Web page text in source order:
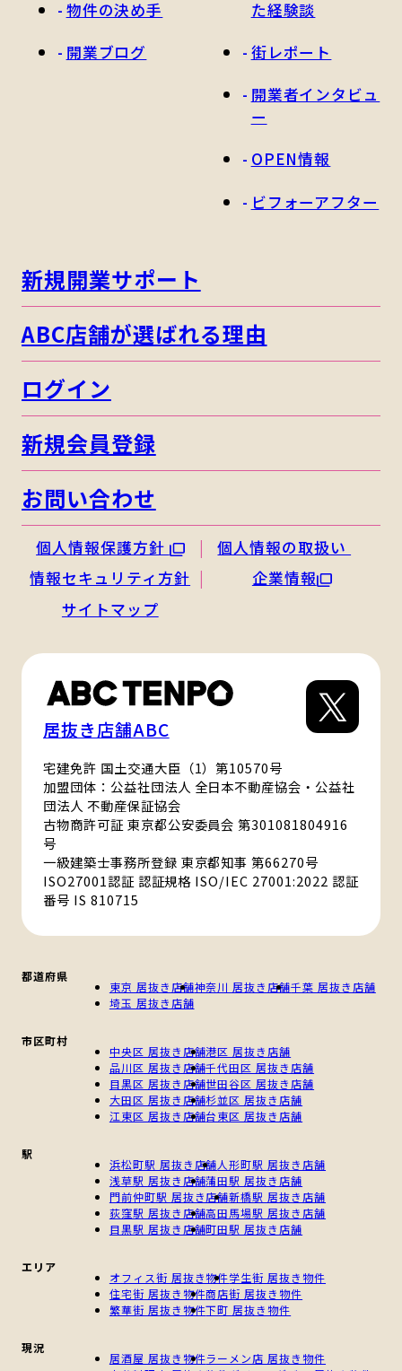
物件の決め手
開業ブログ
た経験談
街レポート
開業者インタビュ
ー
OPEN情報
ビフォーアフター
新規開業サポート
ABC店舗が選ばれる理由
ログイン
新規会員登録
お問い合わせ
個人情報保護方針
個人情報の取扱い
情報セキュリティ方針
企業情報
サイトマップ
居抜き店舗ABC
宅建免許 国土交通大臣（1）第10570号
加盟団体：公益社団法人 全日本不動産協会・公益社
団法人 不動産保証協会
古物商許可証 東京都公安委員会 第301081804916
号
一級建築士事務所登録 東京都知事 第66270号
ISO27001認証 認証規格 ISO/IEC 27001:2022 認証
番号 IS 810715
都道府県
東京 居抜き店舗神奈川 居抜き店舗千葉 居抜き店舗
埼玉 居抜き店舗
市区町村
中央区 居抜き店舗港区 居抜き店舗
品川区 居抜き店舗千代田区 居抜き店舗
目黒区 居抜き店舗世田谷区 居抜き店舗
大田区 居抜き店舗杉並区 居抜き店舗
江東区 居抜き店舗台東区 居抜き店舗
駅
浜松町駅 居抜き店舗人形町駅 居抜き店舗
浅草駅 居抜き店舗蒲田駅 居抜き店舗
門前仲町駅 居抜き店舗新橋駅 居抜き店舗
荻窪駅 居抜き店舗高田馬場駅 居抜き店舗
目黒駅 居抜き店舗町田駅 居抜き店舗
エリア
オフィス街 居抜き物件学生街 居抜き物件
住宅街 居抜き物件商店街 居抜き物件
繁華街 居抜き物件下町 居抜き物件
現況
居酒屋 居抜き物件ラーメン店 居抜き物件